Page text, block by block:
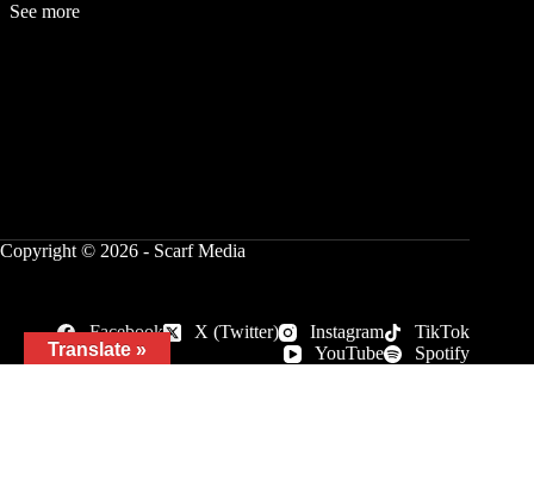
See more
Copyright © 2026 - Scarf Media
Facebook X (Twitter) Instagram
TikTok
YouTube
Spotify
Translate »